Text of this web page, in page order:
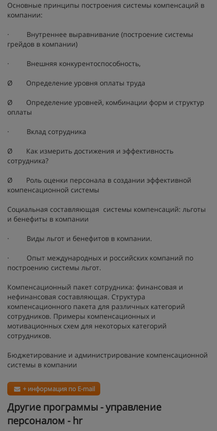
Основные принципы построения системы компенсаций в
компании:
· Внутреннее выравнивание (построение системы
грейдов в компании)
· Внешняя конкурентоспособность,
Ø Определение уровня оплаты труда
Ø Определение уровней, комбинации форм и структур
оплаты
· Вклад сотрудника
Ø Как измерить достижения и эффективность
сотрудника?
Ø Роль оценки персонала в создании эффективной
компенсационной системы
Социальная составляющая системы компенсаций: льготы
и бенефиты в компании
· Виды льгот и бенефитов в компании.
· Опыт международных и российских компаний по
построению системы льгот.
Компенсационный пакет сотрудника: финансовая и
нефинансовая составляющая. Структура
компенсационного пакета для различных категорий
сотрудников. Примеры компенсационных и
мотивационных схем для некоторых категорий
сотрудников.
Бюджетирование и администрирование компенсационной
системы в компании
+ информация по E-mail
Другие программы - управление
персоналом - hr